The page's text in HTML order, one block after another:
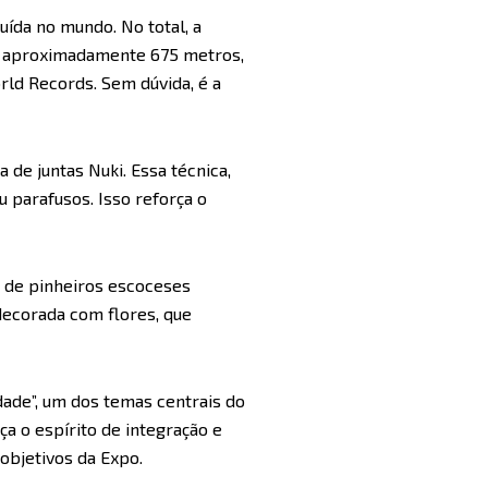
no mundo. No total, a
675 metros,
Records. Sem dúvida, é a
juntas Nuki. Essa técnica,
parafusos. Isso reforça o
pinheiros escoceses
com flores, que
um dos temas centrais do
o espírito de integração e
da Expo.